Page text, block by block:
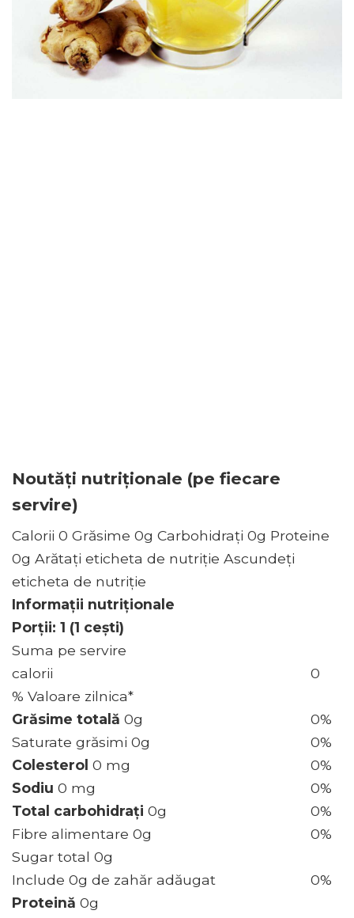
Noutăți nutriționale (pe fiecare
servire)
Calorii 0 Grăsime 0g Carbohidrați 0g Proteine ​​
0g Arătați eticheta de nutriție Ascundeți
eticheta de nutriție
Informații nutriționale
Porții: 1 (1 cești)
Suma pe servire
calorii
0
% Valoare zilnica*
Grăsime totală 0g
0%
Saturate grăsimi 0g
0%
Colesterol 0 mg
0%
Sodiu 0 mg
0%
Total carbohidrați 0g
0%
Fibre alimentare 0g
0%
Sugar total 0g
Include 0g de zahăr adăugat
0%
Proteină 0g